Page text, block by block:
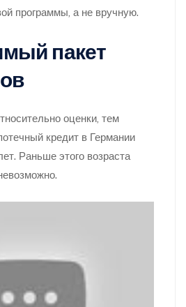
программы, а не вручную.
пакет
оценки, тем
кредит в Германии
Раньше этого возраста